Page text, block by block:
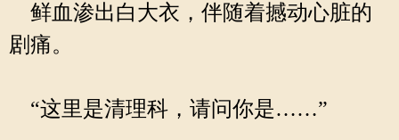
鲜血渗出白大衣，伴随着撼动心脏的
剧痛。
“这里是清理科，请问你是……”